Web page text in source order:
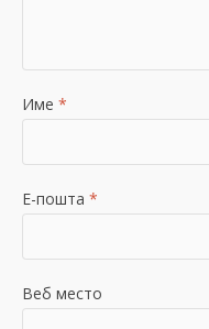
Име *
Е-пошта *
Веб место